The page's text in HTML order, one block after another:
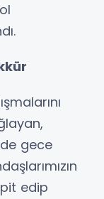
gece
edip